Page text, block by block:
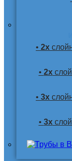
• 2х
• 2х
• 3х
• 3х